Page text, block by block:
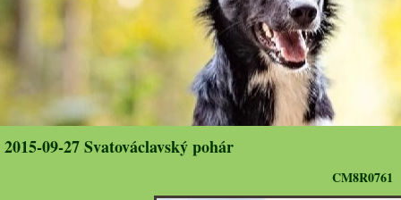
2015-09-27 Svatováclavský pohár
CM8R0761